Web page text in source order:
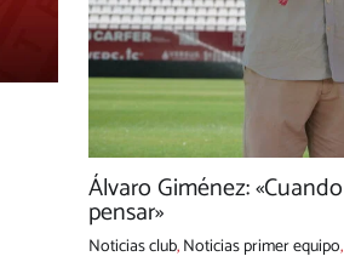
Álvaro Giménez:
pensar»
Noticias club,Noticias primer equipo,